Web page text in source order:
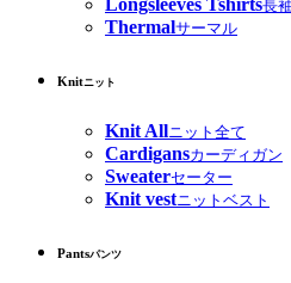
長
Thermalサーマル
Knitニット
Knit Allニット全て
Cardigansカーディガン
Sweaterセーター
Knit vestニットベスト
Pantsパンツ